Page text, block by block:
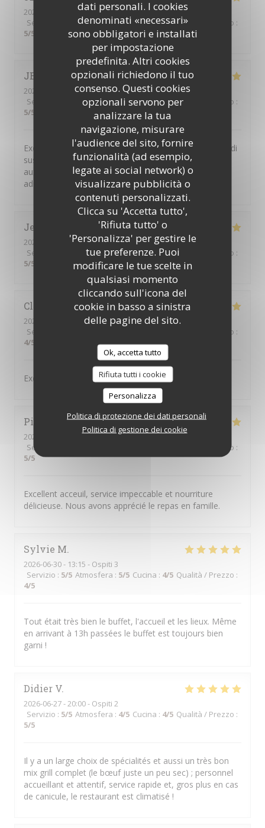
dati personali. I cookies
denominati «necessari»
sono obbligatori e installati
per impostazione
predefinita. Altri cookies
opzionali richiedono il tuo
consenso. Questi cookies
opzionali servono per
analizzare la tua
navigazione, misurare
l'audience del sito, fornire
funzionalità (ad esempio,
legate ai social network) o
visualizzare pubblicità o
contenuti personalizzati.
Clicca su 'Accetta tutto',
'Rifiuta tutto' o
'Personalizza' per gestire le
tue preferenze. Puoi
modificare le tue scelte in
qualsiasi momento
cliccando sull'icona del
cookie in basso a sinistra
delle pagine del sito.
Ok, accetta tutto
Rifiuta tutti i cookie
Personalizza
Politica di protezione dei dati personali
Politica di gestione dei cookie
2026-07-24
- 12:15 - Ospiti 1
Servizio
Atmosfera:5/5 Cucina:5/5 Qualità / Prezzo :
5/5
JEAN-MARIEF
2026-07-06
- 12:30 - Ospiti 4
Servizio
Atmosfera:5/5 Cucina:5 /5 Qualità / Prezzo :
5/5
Excellent restaurant libanais. Le buffet à volonté du midi
suscite l enthousiasme de toutes les personnes
auxquelles je propose de déjeuner à cette très bonne
adresse.
Jean-François B
2026-07-12
- 13:00 - Ospiti 6
Servizio
Atmosfera:5/5 Cucina 5/5 Qualità / Prezzo :
5/5
Claudie
2026-07-11
- 20:00 - Ospiti 4
Servizio
Qualità / Prezzo :
4/5
Excellent mezze comme d‘habitude
Pierre
2026-07-05
- 12:00 - Ospiti 9
Servizio
Qualità / Prezzo :
5/5
Excellent acceuil, service impeccable et nourriture
délicieuse. Nous avons apprécié le repas en famille.
Sylvie M
2026-06-30- 13:15 - Ospiti 3
Servizio : 5/5 Atmosfera : 5/5 Cucina : 4/5 Qualità / Prezzo :
4/5
Tout était très bien le buffet, l'accueil et les lieux. Même
en arrivant à 13h passées le buffet est toujours bien
garni !
Didier V
2026-06-27- 20:00 - Ospiti 2
Servizio : 5/5 Atmosfera : 4/5 Cucina : 4/5 Qualità / Prezzo :
5/5
Il y a un large choix de spécialités et aussi un très bon
mix grill complet (le bœuf juste un peu sec) ; personnel
accueillant et attentif, service rapide et, gros plus en cas
de canicule, le restaurant est climatisé !